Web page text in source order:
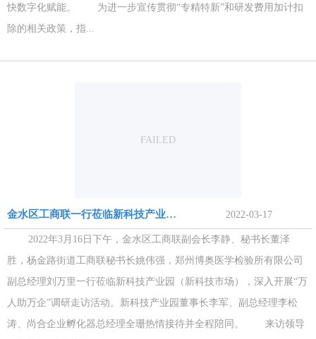
快数字化赋能。 为进一步宣传贯彻“专精特新”和研发费用加计扣
除的相关政策，指...
FAILED
金水区工商联一行莅临新科技产业园深入开展“万人助万企”调研走访活动 2022-03-17
2022年3月16日下午，金水区工商联副会长李静、秘书长董泽
胜，杨金路街道工商联秘书长姚伟强，郑州博奥医学检验所有限公司
副总经理刘万里一行莅临新科技产业园（新科技市场），深入开展“万
人助万企”调研走访活动。新科技产业园董事长李军、副总经理李松
涛、尚合企业孵化器总经理全珊热情接待并全程陪同。 来访领导